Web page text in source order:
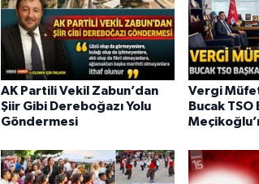
AK Partili Vekil Zabun’dan
Şiir Gibi Dereboğazı Yolu
Göndermesi
Vergi
Bucak TSO